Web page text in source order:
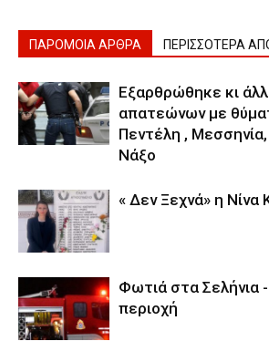
ΠΑΡΟΜΟΙΑ ΑΡΘΡΑ ΠΕΡΙΣΣΟΤΕΡΑ
Εξαρθρώθηκε κι
απατεώνων με
Πεντέλη , Μεσσηνία,
Νάξο
« Δεν Ξεχνά» η Νίνα
Φωτιά στα Σελήνια
περιοχή